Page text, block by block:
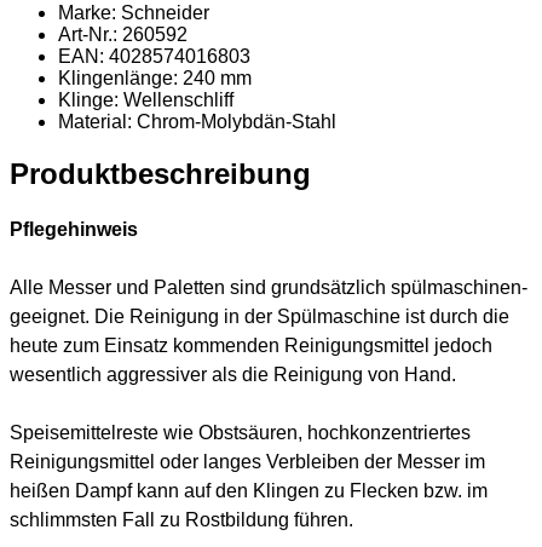
Marke: Schneider
Art-Nr.: 260592
EAN: 4028574016803
Klingenlänge: 240 mm
Klinge: Wellenschliff
Material : Chrom-Molybdän-Stahl
Produktbeschreibung
Pflegehinweis
Alle Messer und Paletten sind grundsätzlich spülmaschinen-
geeignet. Die Reinigung in der Spülmaschine ist durch die
heute zum Einsatz kommenden Reinigungsmittel jedoch
wesentlich aggressiver als die Reinigung von Hand.
Speisemittelreste wie Obstsäuren, hochkonzentriertes
Reinigungsmittel oder langes Verbleiben der Messer im
heißen Dampf kann auf den Klingen zu Flecken bzw. im
schlimmsten Fall zu Rostbildung führen.